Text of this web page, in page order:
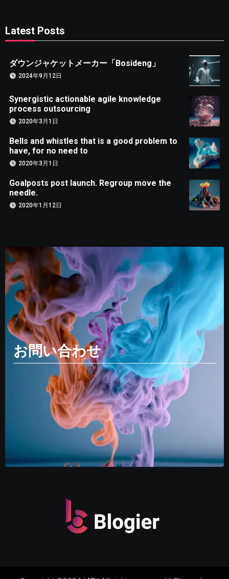
Latest Posts
ダウンジャケットメーカー「Bosideng」
2024年9月12日
Synergistic actionable agile knowledge
process outsourcing
2020年3月1日
Bells and whistles that is a good problem to
have, for no need to
2020年3月1日
Goalposts post launch. Regroup move the
needle.
2020年1月12日
お問い合わせ